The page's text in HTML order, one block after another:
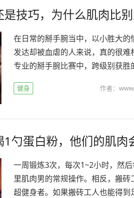
技巧，为什么肌肉比
在日常的掰手腕当中，以小胜大
发达却被血虐的人来说，真的很
专业的掰手腕比赛中，跨级别获胜
健身 作者：
勺蛋白粉，他们的肌肉
一周锻炼3次，每次1~2小时，然
里肌肉男的常规操作。相反，搬
超健身者。如果搬砖工人也能得到